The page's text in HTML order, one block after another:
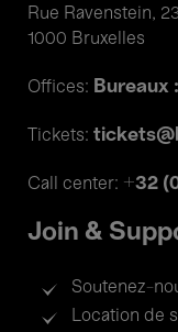
Rue Ravenstein, 23
1000 Bruxelles
Offices: Bureaux
Tickets:
Call center: +32
Join &
Soutenez-
Location de